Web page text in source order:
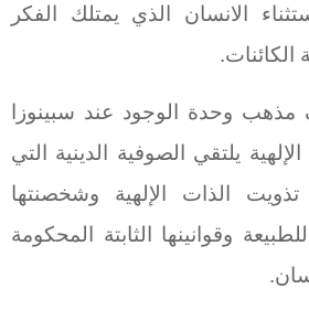
الانسان الذي يمتلك الفكر
الكائنات.
وحدة الوجود عند سبينوزا
يلتقي الصوفية الدينية التي
الذات الإلهية وشخصنتها
وقوانينها الثابتة المحكومة